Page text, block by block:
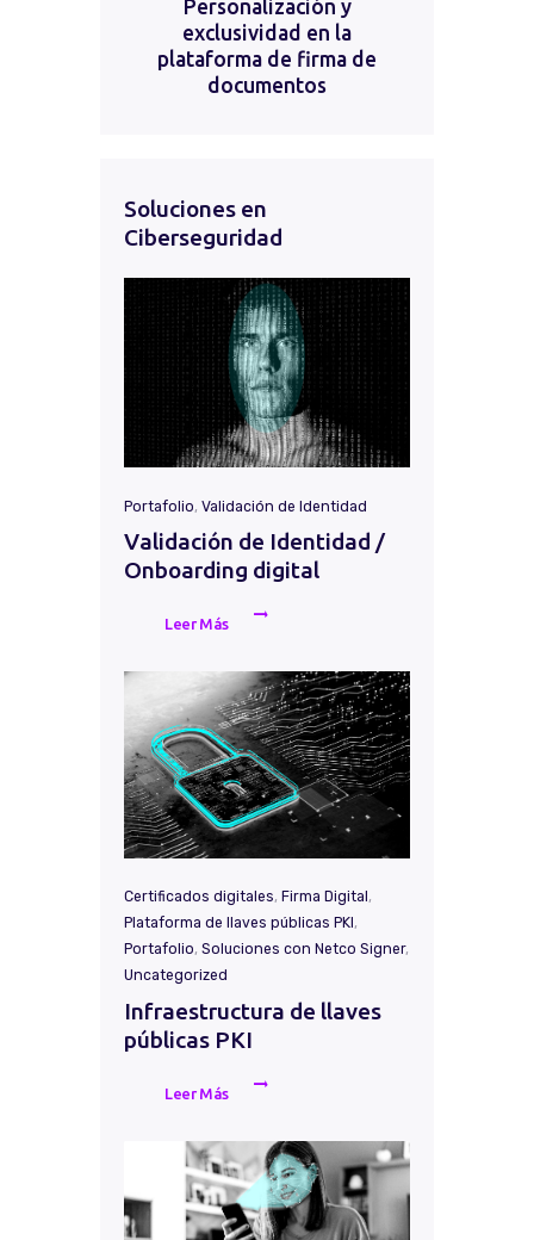
Personalización y
exclusividad en la
plataforma de firma de
documentos
Soluciones en
Ciberseguridad
Portafolio, Validación de Identidad
Validación de Identidad /
Onboarding digital
Leer Más
Certificados digitales, Firma Digital ,
Plataforma de llaves públicas PKI ,
Portafolio, Soluciones con Netco Signer,
Uncategorized
Infraestructura de llaves
públicas PKI
Leer Más